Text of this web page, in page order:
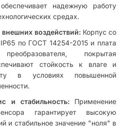
надежную работу
средах.
внешних воздействий: Корпус со
по ГОСТ 14254-2015 и плата
покрытая
стойкость к влаге и
в условиях повышенной
и стабильность:Применение
гарантирует высокую
и стабильное значение "ноля" в